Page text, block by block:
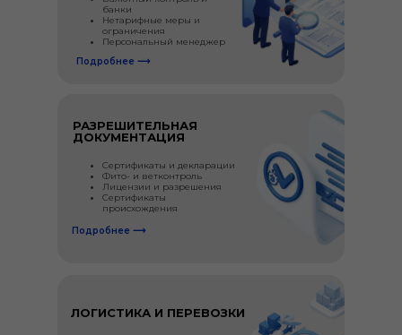
банки
Нетарифные меры и
ограничения
Персональный менеджер
Подробнее ⟶
РАЗРЕШИТЕЛЬНАЯ
ДОКУМЕНТАЦИЯ
Сертификаты и декларации
Фито- и ветконтроль
Лицензии и разрешения
Сертификаты
происхождения
Подробнее ⟶
ЛОГИСТИКА И ПЕРЕВОЗКИ